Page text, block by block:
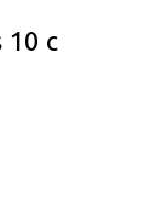
10 с